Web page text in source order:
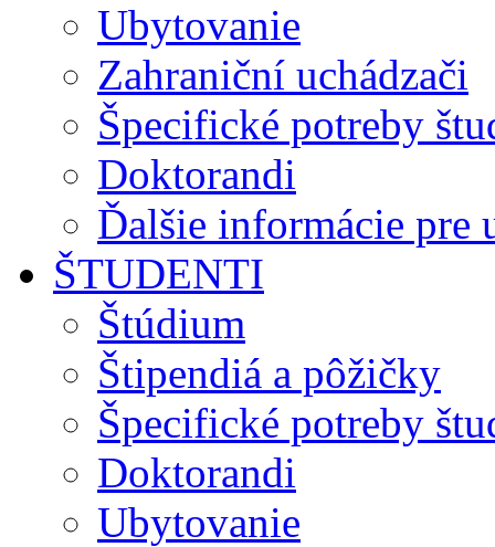
Ubytovanie
Zahraniční uchádzači
Špecifické potreby
Doktorandi
Ďalšie informácie pre
ŠTUDENTI
Štúdium
Štipendiá a pôžičky
Špecifické potreby
Doktorandi
Ubytovanie